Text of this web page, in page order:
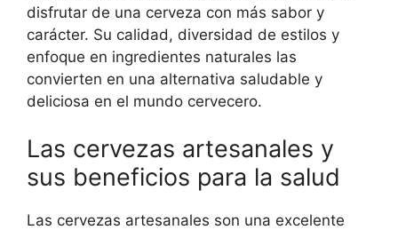
disfrutar de una cerveza con más sabor y
carácter. Su calidad, diversidad de estilos y
enfoque en ingredientes naturales las
convierten en una alternativa saludable y
deliciosa en el mundo cervecero.
Las cervezas artesanales y
sus beneficios para la salud
Las cervezas artesanales son una excelente